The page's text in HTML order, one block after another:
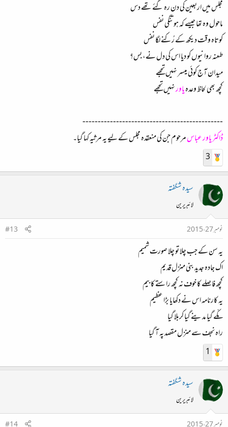
مجلس میں اربعین کی دن رہ گئے تھے دس
ماحول وہ تھا جیسے کہ ہو تنگی نفس
کوتاہ وقت دیکھ کے رُکنے لگا نفس
طعنہ روانیوں کو دیا اس کی دل نے، بس؟
میدان آج کوئی میسر نہیں تجھے
کچھ بھی لحاظ وعدہیاورنہیں تجھے
----------------------------------------------
ڈاکٹر یاور عباسمرحوم جن کی منعقدہ مجلس کے لیے یہ مرثیہ کہا گیا۔
3
سیدہ شگفتہ
لائبریرین
نومبر 27، 2015
#13
یہ سن کے جب چلا تو چلا صورت شمیم
اک جادہ جدید بنی منزل قدیم
کچھ فاصلے کا خوف نہ کچھ راستے کا بیم
یہ کارنامہ اس نے دکھایا بڑا عظیم
مکّے گیا مدینے گیا کربلا گیا
راہ نجف سے منزل مقصد پہ آ گیا
1
سیدہ شگفتہ
لائبریرین